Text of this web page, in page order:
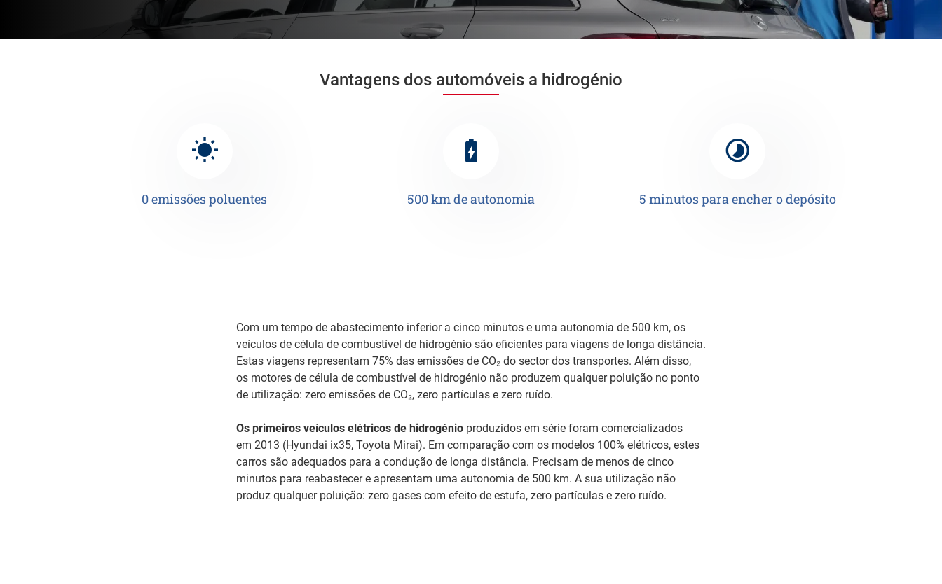
Vantagens dos automóveis a hidrogénio
0 emissões poluentes 500 km de autonomia 5 minutos para encher o depósito
Com um tempo de abastecimento inferior a cinco minutos e uma autonomia de 500 km, os
veículos de célula de combustível de hidrogénio são eficientes para viagens de longa distância.
Estas viagens representam 75% das emissões de CO₂ do sector dos transportes. Além disso,
os motores de célula de combustível de hidrogénio não produzem qualquer poluição no ponto
de utilização: zero emissões de CO₂, zero partículas e zero ruído.
Os primeiros veículos elétricos de hidrogénio produzidos em série foram comercializados
em 2013 (Hyundai ix35, Toyota Mirai). Em comparação com os modelos 100% elétricos, estes
carros são adequados para a condução de longa distância. Precisam de menos de cinco
minutos para reabastecer e apresentam uma autonomia de 500 km. A sua utilização não
produz qualquer poluição: zero gases com efeito de estufa, zero partículas e zero ruído.